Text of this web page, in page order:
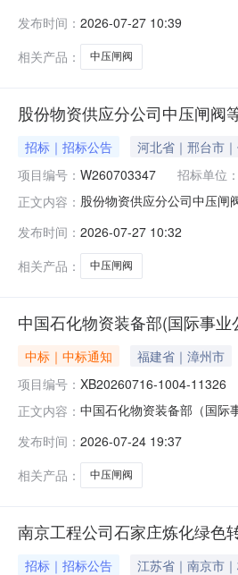
晓：如果您公司尚未注册请
发布时间： 2026-07-27 10:39
相关产品：
中压闸阀
股份物资供应分公司中压闸阀
招标｜招标公告 河北省｜邢台市
项目编号： W260703347 招标单位：
正文内容： 股份物资供应分公司中压
100055129阀体Z941H-
发布时间： 2026-07-27 10:32
相关产品：
中压闸阀
中国石化物资装备部(国际事
中标｜中标通知 福建省｜漳州市
项目编号： XB20260716-1004-11326
正文内容： 中国石化物资装备部（国际
装备部（国际事业公司）联
发布时间： 2026-07-24 19:37
相关产品：
中压闸阀
南京工程公司石家庄炼化绿色
招标｜招标公告 江苏省｜南京市